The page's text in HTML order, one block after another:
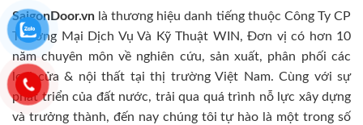
SaigonDoor.vn là thương hiệu danh tiếng thuộc Công Ty CP
Thương Mại Dịch Vụ Và Kỹ Thuật WIN, Đơn vị có hơn 10
năm chuyên môn về nghiên cứu, sản xuất, phân phối các
loại cửa & nội thất tại thị trường Việt Nam. Cùng với sự
phát triển của đất nước, trải qua quá trình nỗ lực xây dựng
và trưởng thành, đến nay chúng tôi tự hào là một trong số